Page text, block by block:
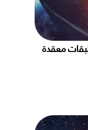
معقدة